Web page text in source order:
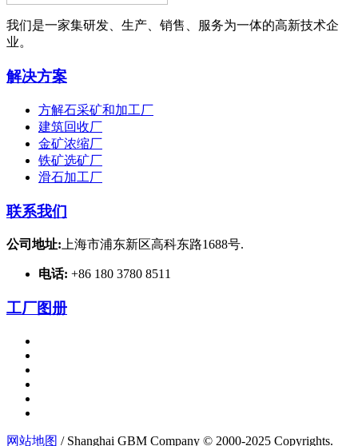
我们是一家集研发、生产、销售、服务为一体的高新技术企
业。
解决方案
方解石采矿和加工厂
建筑回收厂
金矿浓缩厂
铁矿选矿厂
滑石加工厂
联系我们
公司地址: 上海市浦东新区高科东路1688号.
电话: +86 180 3780 8511
工厂图册
网站地图 / Shanghai GBM Company © 2000-2025 Copyrights.